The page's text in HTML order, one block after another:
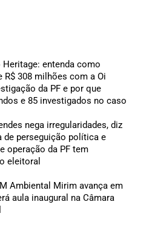
Heritage: entenda como
R$ 308 milhões com a Oi
da PF e por que
e 85 investigados no caso
nega irregularidades, diz
de perseguição política e
operação da PF tem
eleitoral
Ambiental Mirim avança em
aula inaugural na Câmara